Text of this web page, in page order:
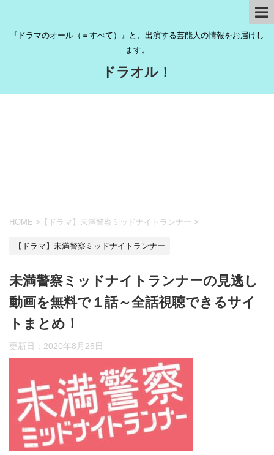
『ドラマのオール（＝すべて）』と、出演する芸能人の情報をお届けし
ます。
ドラオル！
HOME > 【ドラマ】未満警察ミッドナイトランナー >
【ドラマ】未満警察ミッドナイトランナー
未満警察ミッドナイトランナーの見逃し
動画を無料で１話～全話視聴できるサイ
トまとめ！
更新日： 2020年8月25日